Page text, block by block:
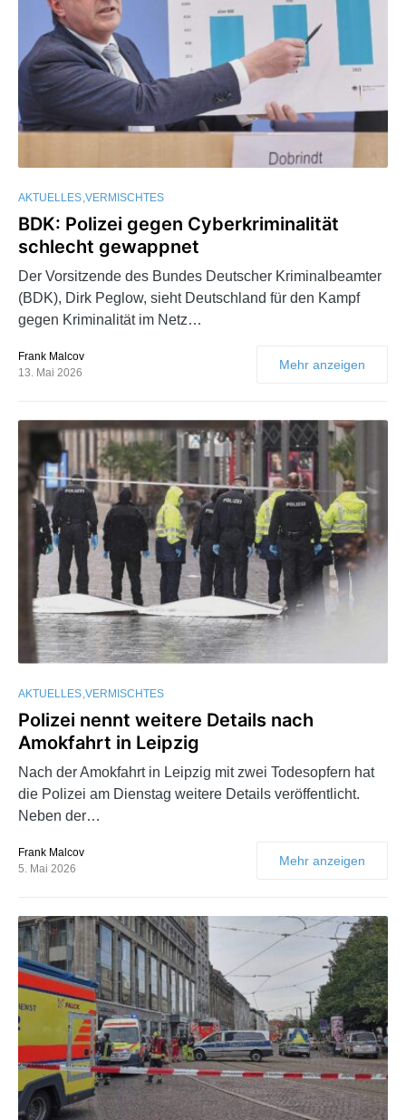
AKTUELLES VERMISCHTES
BDK: Polizei gegen Cyberkriminalität
schlecht gewappnet
Der Vorsitzende des Bundes Deutscher Kriminalbeamter
(BDK), Dirk Peglow, sieht Deutschland für den Kampf
gegen Kriminalität im Netz…
Frank Malcov
13. Mai 2026
Mehr anzeigen
AKTUELLES VERMISCHTES
Polizei nennt weitere Details nach
Amokfahrt in Leipzig
Nach der Amokfahrt in Leipzig mit zwei Todesopfern hat
die Polizei am Dienstag weitere Details veröffentlicht.
Neben der…
Frank Malcov
5. Mai 2026
Mehr anzeigen